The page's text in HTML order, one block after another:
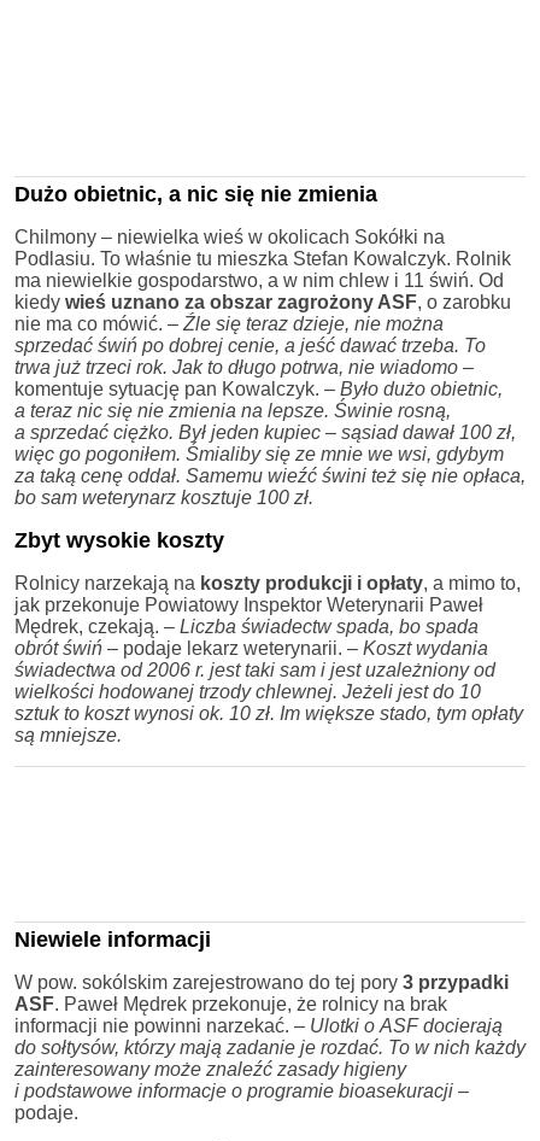
Dużo obietnic, a nic się nie zmienia
Chilmony – niewielka wieś w okolicach Sokółki na
Podlasiu. To właśnie tu mieszka Stefan Kowalczyk. Rolnik
ma niewielkie gospodarstwo, a w nim chlew i 11 świń. Od
kiedy wieś uznano za obszar zagrożony ASF, o zarobku
nie ma co mówić. – Źle się teraz dzieje, nie można
sprzedać świń po dobrej cenie, a jeść dawać trzeba. To
trwa już trzeci rok. Jak to długo potrwa, nie wiadomo –
komentuje sytuację pan Kowalczyk. – Było dużo obietnic,
a teraz nic się nie zmienia na lepsze. Świnie rosną,
a sprzedać ciężko. Był jeden kupiec – sąsiad dawał 100 zł,
więc go pogoniłem. Śmialiby się ze mnie we wsi, gdybym
za taką cenę oddał. Samemu wieźć świni też się nie opłaca,
bo sam weterynarz kosztuje 100 zł.
Zbyt wysokie koszty
Rolnicy narzekają na koszty produkcji i opłaty, a mimo to,
jak przekonuje Powiatowy Inspektor Weterynarii Paweł
Mędrek, czekają. – Liczba świadectw spada, bo spada
obrót świń – podaje lekarz weterynarii. – Koszt wydania
świadectwa od 2006 r. jest taki sam i jest uzależniony od
wielkości hodowanej trzody chlewnej. Jeżeli jest do 10
sztuk to koszt wynosi ok. 10 zł. Im większe stado, tym opłaty
są mniejsze.
Niewiele informacji
W pow. sokólskim zarejestrowano do tej pory 3 przypadki
ASF. Paweł Mędrek przekonuje, że rolnicy na brak
informacji nie powinni narzekać. – Ulotki o ASF docierają
do sołtysów, którzy mają zadanie je rozdać. To w nich każdy
zainteresowany może znaleźć zasady higieny
i podstawowe informacje o programie bioasekuracji –
podaje.